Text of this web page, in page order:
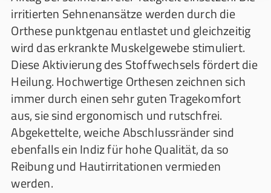
irritierten Sehnenansätze werden durch die
Orthese punktgenau entlastet und gleichzeitig
wird das erkrankte Muskelgewebe stimuliert.
Diese Aktivierung des Stoffwechsels fördert die
Heilung. Hochwertige Orthesen zeichnen sich
immer durch einen sehr guten Tragekomfort
aus, sie sind ergonomisch und rutschfrei.
Abgekettelte, weiche Abschlussränder sind
ebenfalls ein Indiz für hohe Qualität, da so
Reibung und Hautirritationen vermieden
werden.